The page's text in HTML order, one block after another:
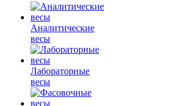
Аналитические
весы
Лабораторные
весы